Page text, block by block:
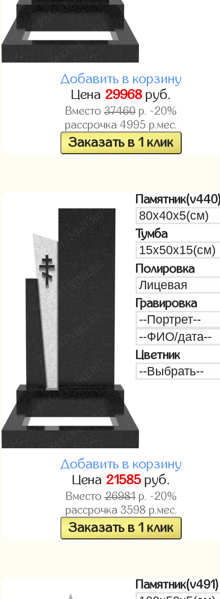
Добавить в корзину
Цена 29968 руб.
Вместо37460р. -20%
рассрочка 4995 р.мес.
Заказать в 1 клик
Тумба
Полировка
Гравировка
Цветник
Добавить в корзину
Цена 21585руб.
Вместо26981р. -20%
рассрочка 3598 р.мес.
Заказать в 1 клик
Памятник(v491)